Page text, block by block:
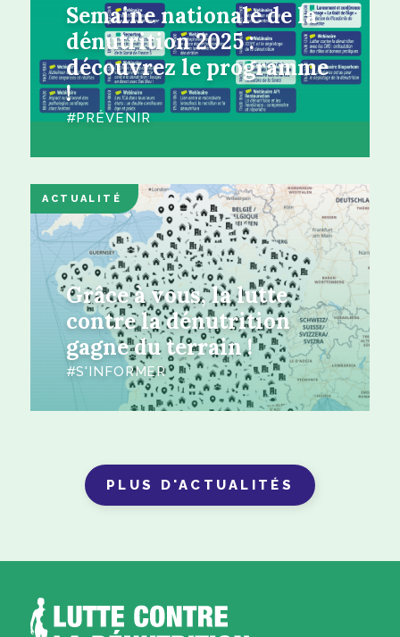
Semaine nationale de la
dénutrition 2025 :
découvrez le programme
!
PRÉVENIR
ACTUALITÉ
Grâce à vous, la lutte
contre la dénutrition
gagne du terrain !
S'INFORMER
PLUS D'ACTUALITÉS